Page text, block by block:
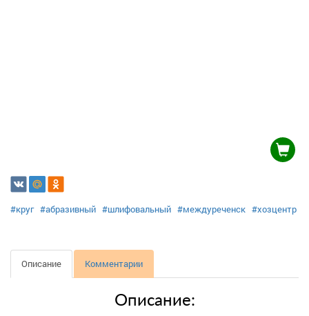
#круг #абразивный #шлифовальный #междуреченск #хозцентр
Описание Комментарии
Описание: